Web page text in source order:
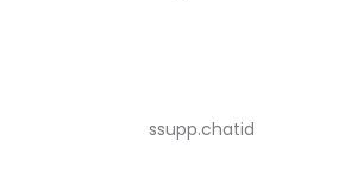
ssupp.chatid